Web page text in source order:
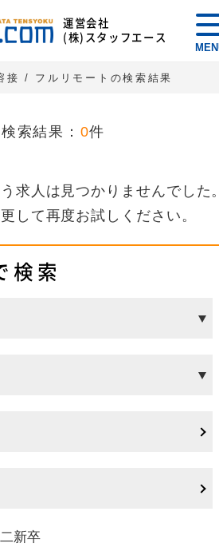
運営会社
(株)スタッフエース
接 / フルリモートの検索結果
検索結果： 0件
求人は見つかりませんでした
して再度お試しください。
検索
新卒